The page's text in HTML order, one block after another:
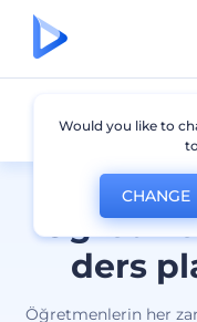
ders
Öğretmenlerin her
Ders Planı
Would you like to
CHANGE